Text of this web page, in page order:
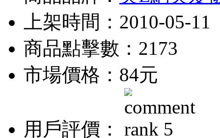
上架時間：2010-05-11
商品點擊數：2173
市場價格： 84元
用戶評價：